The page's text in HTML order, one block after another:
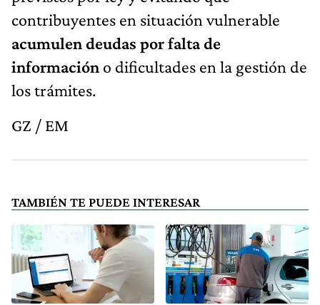
contribuyentes en situación vulnerable
acumulen deudas por falta de
información o dificultades en la gestión de
los trámites.
GZ / EM
TAMBIÉN TE PUEDE INTERESAR